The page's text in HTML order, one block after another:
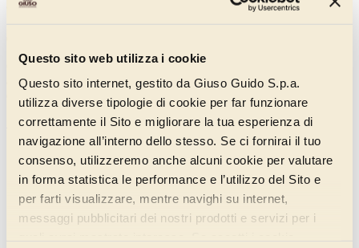
Questo sito web utilizza i cookie
Questo sito internet, gestito da Giuso Guido S.p.a.
utilizza diverse tipologie di cookie per far funzionare
correttamente il Sito e migliorare la tua esperienza di
navigazione all’interno dello stesso. Se ci fornirai il tuo
consenso, utilizzeremo anche alcuni cookie per valutare
in forma statistica le performance e l’utilizzo del Sito e
per farti visualizzare, mentre navighi su internet,
messaggi pubblicitari dei nostri prodotti e servizi per i
Cuzco Cioccolato e Latte
Con vero cioccolato e latte, caratterizzato dalla presenza di soli
aromi naturali, per un gelato chiaro, delicato, ma di forte personalità
e sempre di grande attualità.
Scopri di più